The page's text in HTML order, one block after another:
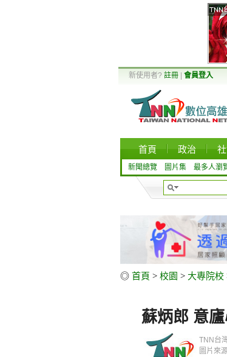
新使用者? 註冊 會員登入
首頁 政治
新聞總覽 圖片集 最多人瀏
◎ 首頁 > 校園 > 大專院校
蘇炳郎 意廬
TNN台
圖片來